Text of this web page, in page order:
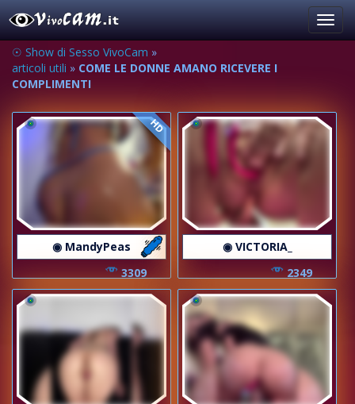
☉ Show di Sesso VivoCam »
articoli utili » COME LE DONNE AMANO RICEVERE I
COMPLIMENTI
HD
◉ MandyPeas
3309
◉ VICTORIA_
2349